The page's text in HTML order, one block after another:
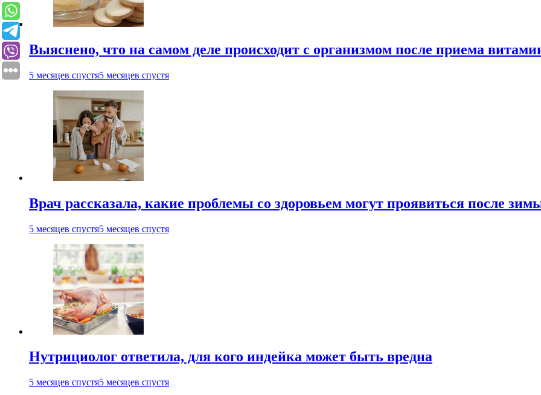
Выяснено, что на самом деле происходит с организмом после приема
5 месяцев спустя5 месяцев спустя
Врач рассказала, какие проблемы со здоровьем могут проявиться после
5 месяцев спустя5 месяцев спустя
Нутрициолог ответила, для кого индейка может быть вредна
5 месяцев спустя5 месяцев спустя